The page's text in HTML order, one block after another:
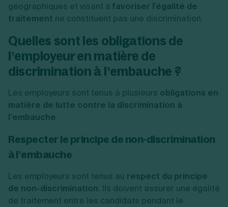
géographiques et visant à favoriser l'égalité de
traitement ne constituent pas une discrimination.
Quelles sont les obligations de
l’employeur en matière de
discrimination à l’embauche ?
Les employeurs sont tenus à plusieurs obligations en
matière de lutte contre la discrimination à
l’embauche.
Respecter le principe de non-discrimination
à l’embauche
Les employeurs sont tenus au respect du principe
de non-discrimination. Ils doivent assurer une égalité
de traitement entre les candidats pendant le